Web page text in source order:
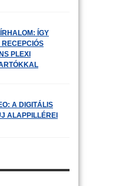
ÍGY
PLEXI
A DIGITÁLIS
ALAPPILLÉREI